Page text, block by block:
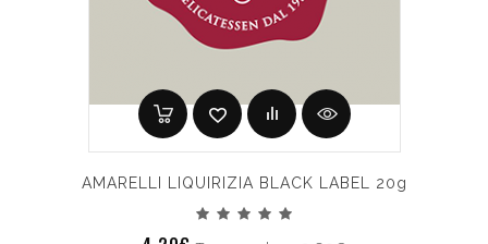
AMARELLI LIQUIRIZIA BLACK LABEL 20g